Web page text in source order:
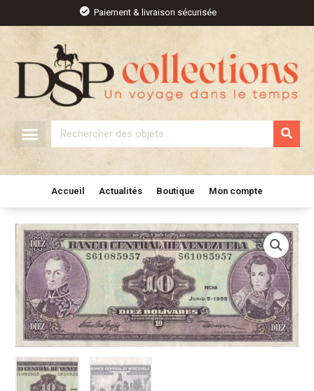
contenu
Paiement & livraison sécurisée
Rechercher
Accueil Actualités Boutique Mon compte